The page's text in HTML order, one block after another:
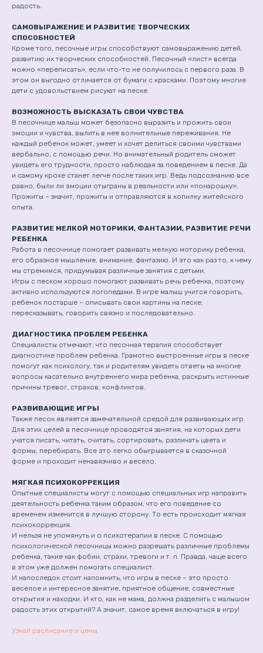
радость.
САМОВЫРАЖЕНИЕ И РАЗВИТИЕ ТВОРЧЕСКИХ
СПОСОБНОСТЕЙ
Кроме того, песочные игры способствуют самовыражению детей,
развитию их творческих способностей. Песочный «лист» всегда
можно «переписать», если что-то не получилось с первого раза. В
этом он выгодно отличается от бумаги с красками. Поэтому многие
дети с удовольствием рисуют на песке.
ВОЗМОЖНОСТЬ ВЫСКАЗАТЬ СВОИ ЧУВСТВА
В песочнице малыш может безопасно выразить и прожить свои
эмоции и чувства, вылить в нее волнительные переживания. Не
каждый ребенок может, умеет и хочет делиться своими чувствами
вербально, с помощью речи. Но внимательный родитель сможет
увидеть его трудности, просто наблюдая за поведением в песке. Да
и самому крохе станет легче после таких игр. Ведь подсознанию все
равно, были ли эмоции отыграны в реальности или «понарошку».
Прожиты – значит, прожиты и отправляются в копилку житейского
опыта.
РАЗВИТИЕ МЕЛКОЙ МОТОРИКИ, ФАНТАЗИИ, РАЗВИТИЕ РЕЧИ
РЕБЕНКА
Работа в песочнице помогает развивать мелкую моторику ребенка,
его образное мышление, внимание, фантазию. И это как раз то, к чему
мы стремимся, придумывая различные занятия с детьми.
Игры с песком хорошо помогают развивать речь ребенка, поэтому
активно используются логопедами. В игре малыш учится говорить,
ребенок постарше – описывать свои картины на песке,
пересказывать, говорить связно и последовательно.
ДИАГНОСТИКА ПРОБЛЕМ РЕБЕНКА
Специалисты отмечают, что песочная терапия способствует
диагностике проблем ребенка. Грамотно выстроенные игры в песке
помогут как психологу, так и родителям увидеть ответы на многие
вопросы касательно внутреннего мира ребенка, раскрыть истинные
причины тревог, страхов, конфликтов.
РАЗВИВАЮЩИЕ ИГРЫ
Также песок является замечательной средой для развивающих игр.
Для этих целей в песочнице проводятся занятия, на которых дети
учатся писать, читать, считать, сортировать, различать цвета и
формы, перебирать. Все это легко обыгрывается в сказочной
форме и проходит ненавязчиво и весело.
МЯГКАЯ ПСИХОКОРРЕКЦИЯ
Опытные специалисты могут с помощью специальных игр направить
деятельность ребенка таким образом, что его поведение со
временем изменится в лучшую сторону. То есть происходит мягкая
психокоррекция.
И нельзя не упомянуть и о психотерапии в песке. С помощью
психологической песочницы можно разрешать различные проблемы
ребенка, такие как фобии, страхи, тревоги и т. п. Правда, чаще всего
в этом уже должен помогать специалист.
И напоследок стоит напомнить, что игры в песке – это просто
веселое и интересное занятие, приятное общение, совместные
открытия и находки. И кто, как не мама, должна разделить с малышом
радость этих открытий? А значит, самое время включаться в игру!
Узнай расписание и цены